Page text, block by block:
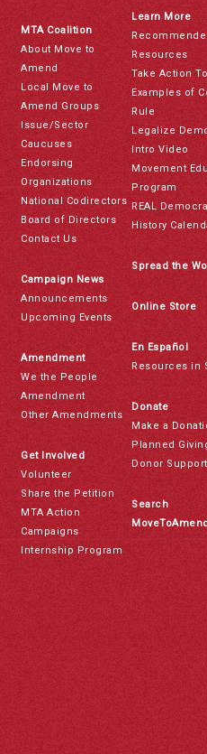
MTA Coalition
About Move to
Amend
Local Move to
Amend Groups
Issue/Sector
Caucuses
Endorsing
Organizations
National Codirectors
Board of Directors
Contact Us
Campaign News
Announcements
Upcoming Events
Amendment
We the People
Amendment
Other Amendments
Get Involved
Volunteer
Share the Petition
MTA Action
Campaigns
Internship Program
Learn More
Resources
Take Action
Examples of
Rule
Legalize
Intro Video
Movement
Program
REAL
History
Spread the
Online Store
En Español
Resources in
Donate
Make a
Planned
Donor
Search